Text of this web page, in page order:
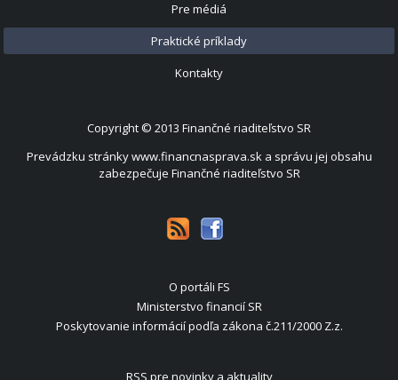
Pre médiá
Praktické príklady
Kontakty
Copyright © 2013 Finančné riaditeľstvo SR
Prevádzku stránky www.financnasprava.sk a správu jej obsahu
zabezpečuje Finančné riaditeľstvo SR
O portáli FS
Ministerstvo financií SR
Poskytovanie informácií podľa zákona č.211/2000 Z.z.
RSS pre novinky a aktuality